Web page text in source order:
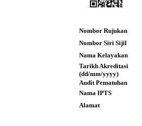
Nombor Rujukan
Nombor Siri Sijil
Nama Kelayakan
Tarikh Akreditasi
(dd/mm/yyyy)
Audit Pematuhan
Nama IPTS
Alamat